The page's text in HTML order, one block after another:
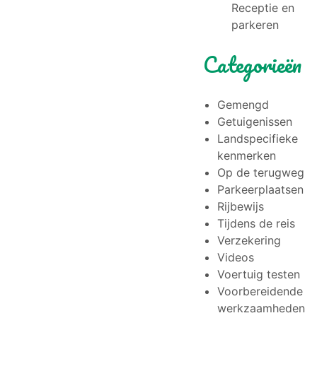
Receptie en
parkeren
Categorieën
Gemengd
Getuigenissen
Landspecifieke
kenmerken
Op de terugweg
Parkeerplaatsen
Rijbewijs
Tijdens de reis
Verzekering
Videos
Voertuig testen
Voorbereidende
werkzaamheden